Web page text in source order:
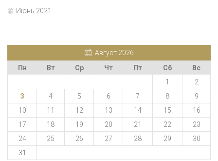
Июнь 2021
Август 2026
Пн
Вт Ср Чт Пт Сб
Вс
1
2
3
4 5 6 7 8
9
10
11 12 13 14 15
16
17
18 19 20 21 22
23
24
25 26 27 28 29
30
31